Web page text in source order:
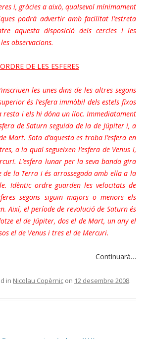
i, gràcies a això, qualsevol mínimament
podrà advertir amb facilitat l’estreta
aquesta disposició dels cercles i les
observacions.
DE LES ESFERES
les unes dins de les altres segons
és l’esfera immòbil dels estels fixos
i els hi dóna un lloc. Immediatament
de Saturn seguida de la de Júpiter i, a
Mart. Sota d’aquesta es troba l’esfera en
a la qual segueixen l’esfera de Venus i,
L’esfera lunar per la seva banda gira
la Terra i és arrossegada amb ella a la
Idèntic ordre guarden les velocitats de
segons siguin majors o menors els
Així, el període de revolució de Saturn és
el de Júpiter, dos el de Mart, un any el
el de Venus i tres el de Mercuri.
Continuarà…
in Nicolau Copèrnic on 12 desembre 2008.